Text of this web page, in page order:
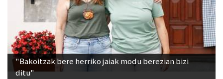
"Bakoitzak bere herriko jaiak modu berezian bizi
ditu"